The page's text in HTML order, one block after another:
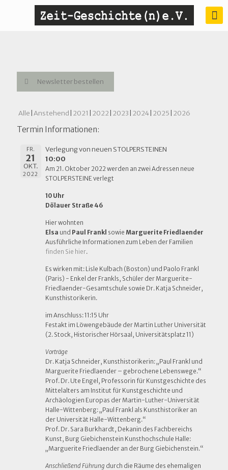
Newsletter bestellen
Alle Anstehend 2021 2022 2023 2024 2025 2026
Termin Informationen:
FR.
21
OKT.
2022
Verlegung von neuen STOLPERSTEINEN
10:00
Am 21. Oktober 2022 werden an zwei Adressen neue
STOLPERSTEINE verlegt
10 Uhr
Dölauer Straße 46
Hier wohnten
Elsa und Paul Frankl sowie Marguerite Friedlaender
Ausführliche Informationen zum Leben der Familien
finden Sie hier.
Es wirken mit: Lisle Kulbach (Boston) und Paolo Frankl
(Paris) - Enkel der Frankls, Schüler der Marguerite-
Friedlaender-Gesamtschule sowie Dr. Katja Schneider,
Kunsthistorikerin.
im Anschluss: 11:15 Uhr
Festakt im Löwengebäude der Martin Luther Universität
(2. Stock, Historischer Hörsaal, Universitätsplatz 11)
Vorträge
Dr. Katja Schneider, Kunsthistorikerin: „Paul Frankl und
Marguerite Friedlaender – gebrochene Lebenswege.“
Prof. Dr. Ute Engel, Professorin für Kunstgeschichte des
Mittelalters am Institut für Kunstgeschichte und
Archäologien Europas der Martin-Luther-Universität
Halle-Wittenberg: „Paul Frankl als Kunsthistoriker an
der Universität Halle-Wittenberg.“
Prof. Dr. Sara Burkhardt, Dekanin des Fachbereichs
Kunst, Burg Giebichenstein Kunsthochschule Halle:
„Marguerite Friedlaender an der Burg Giebichenstein.“
Anschließend Führung durch die Räume des ehemaligen